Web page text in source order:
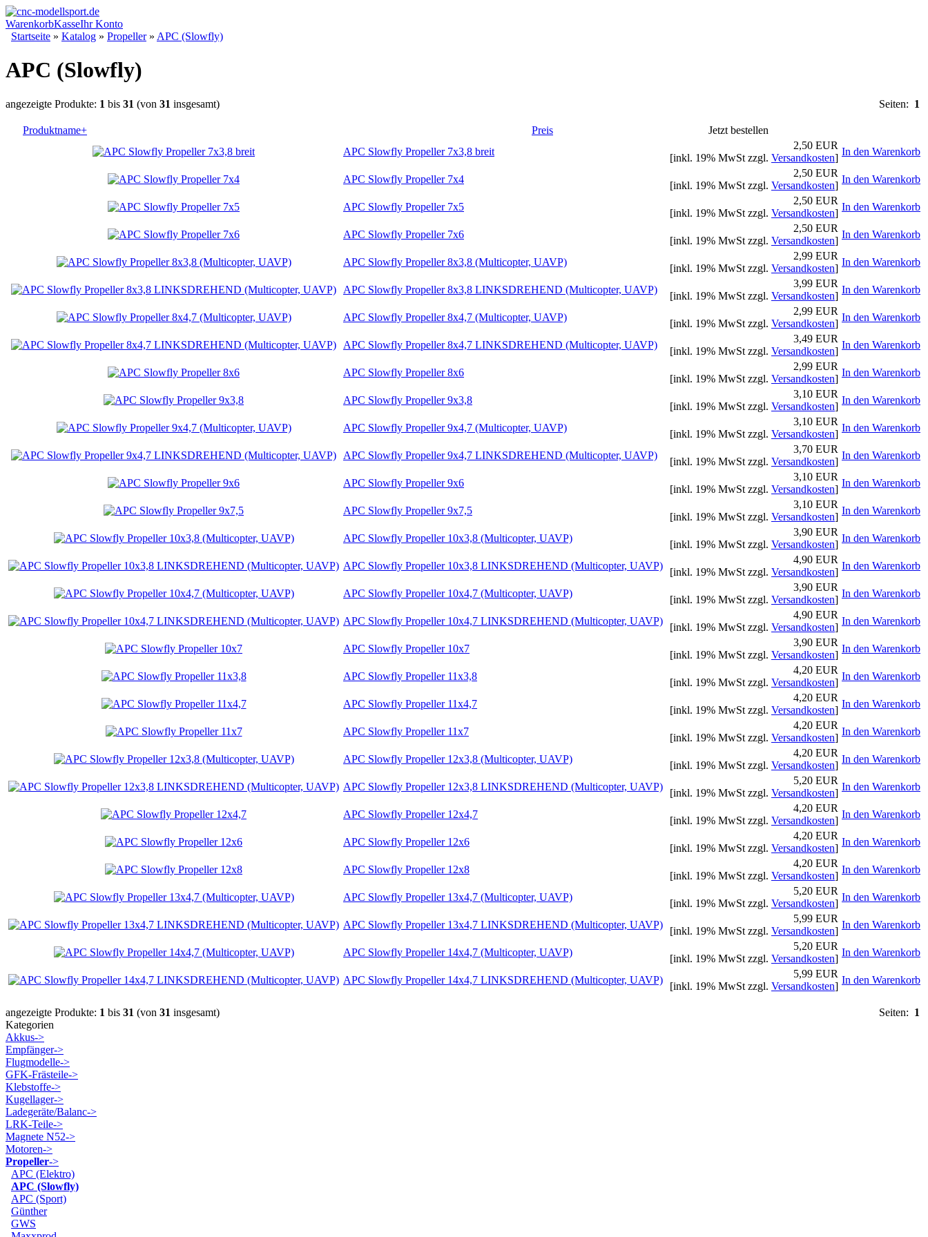
WarenkorbKasseIhr Konto
Startseite » Katalog » Propeller» APC (Slowfly)
APC (Slowfly)
Seiten: 1
angezeigte Produkte: 1 bis 31 (von 31 insgesamt)
Produktname+ Preis
Jetzt bestellen
APC Slowfly Propeller 7x3,8 breit
2,50 EUR
[inkl. 19% MwSt zzgl. Versandkosten]
In den Warenkorb
APC Slowfly Propeller 7x4
2,50 EUR
[inkl. 19% MwSt zzgl. Versandkosten]
In den Warenkorb
APC Slowfly Propeller 7x5
2,50 EUR
[inkl. 19% MwSt zzgl. Versandkosten]
In den Warenkorb
APC Slowfly Propeller 7x6
2,50 EUR
[inkl. 19% MwSt zzgl. Versandkosten]
In den Warenkorb
APC Slowfly Propeller 8x3,8 (Multicopter, UAVP)
2,99 EUR
[inkl. 19% MwSt zzgl. Versandkosten]
In den Warenkorb
APC Slowfly Propeller 8x3,8 LINKSDREHEND (Multicopter, UAVP)
3,99 EUR
[inkl. 19% MwSt zzgl. Versandkosten]
In den Warenkorb
APC Slowfly Propeller 8x4,7 (Multicopter, UAVP)
2,99 EUR
[inkl. 19% MwSt zzgl. Versandkosten]
In den Warenkorb
APC Slowfly Propeller 8x4,7 LINKSDREHEND (Multicopter, UAVP)
3,49 EUR
[inkl. 19% MwSt zzgl. Versandkosten]
In den Warenkorb
APC Slowfly Propeller 8x6
2,99 EUR
[inkl. 19% MwSt zzgl. Versandkosten]
In den Warenkorb
APC Slowfly Propeller 9x3,8
3,10 EUR
[inkl. 19% MwSt zzgl. Versandkosten]
In den Warenkorb
APC Slowfly Propeller 9x4,7 (Multicopter, UAVP)
3,10 EUR
[inkl. 19% MwSt zzgl. Versandkosten]
In den Warenkorb
APC Slowfly Propeller 9x4,7 LINKSDREHEND (Multicopter, UAVP)
3,70 EUR
[inkl. 19% MwSt zzgl. Versandkosten]
In den Warenkorb
APC Slowfly Propeller 9x6
3,10 EUR
[inkl. 19% MwSt zzgl. Versandkosten]
In den Warenkorb
APC Slowfly Propeller 9x7,5
3,10 EUR
[inkl. 19% MwSt zzgl. Versandkosten]
In den Warenkorb
APC Slowfly Propeller 10x3,8 (Multicopter, UAVP)
3,90 EUR
[inkl. 19% MwSt zzgl. Versandkosten]
In den Warenkorb
APC Slowfly Propeller 10x3,8 LINKSDREHEND (Multicopter, UAVP)
4,90 EUR
[inkl. 19% MwSt zzgl. Versandkosten]
In den Warenkorb
APC Slowfly Propeller 10x4,7 (Multicopter, UAVP)
3,90 EUR
[inkl. 19% MwSt zzgl. Versandkosten]
In den Warenkorb
APC Slowfly Propeller 10x4,7 LINKSDREHEND (Multicopter, UAVP)
4,90 EUR
[inkl. 19% MwSt zzgl. Versandkosten]
In den Warenkorb
APC Slowfly Propeller 10x7
3,90 EUR
[inkl. 19% MwSt zzgl. Versandkosten]
In den Warenkorb
APC Slowfly Propeller 11x3,8
4,20 EUR
[inkl. 19% MwSt zzgl. Versandkosten]
In den Warenkorb
APC Slowfly Propeller 11x4,7
4,20 EUR
[inkl. 19% MwSt zzgl. Versandkosten]
In den Warenkorb
APC Slowfly Propeller 11x7
4,20 EUR
[inkl. 19% MwSt zzgl. Versandkosten]
In den Warenkorb
APC Slowfly Propeller 12x3,8 (Multicopter, UAVP)
4,20 EUR
[inkl. 19% MwSt zzgl. Versandkosten]
In den Warenkorb
APC Slowfly Propeller 12x3,8 LINKSDREHEND (Multicopter, UAVP)
5,20 EUR
[inkl. 19% MwSt zzgl. Versandkosten]
In den Warenkorb
APC Slowfly Propeller 12x4,7
4,20 EUR
[inkl. 19% MwSt zzgl. Versandkosten]
In den Warenkorb
APC Slowfly Propeller 12x6
4,20 EUR
[inkl. 19% MwSt zzgl. Versandkosten]
In den Warenkorb
APC Slowfly Propeller 12x8
4,20 EUR
[inkl. 19% MwSt zzgl. Versandkosten]
In den Warenkorb
APC Slowfly Propeller 13x4,7 (Multicopter, UAVP)
5,20 EUR
[inkl. 19% MwSt zzgl. Versandkosten]
In den Warenkorb
APC Slowfly Propeller 13x4,7 LINKSDREHEND (Multicopter, UAVP)
5,99 EUR
[inkl. 19% MwSt zzgl. Versandkosten]
In den Warenkorb
APC Slowfly Propeller 14x4,7 (Multicopter, UAVP)
5,20 EUR
[inkl. 19% MwSt zzgl. Versandkosten]
In den Warenkorb
APC Slowfly Propeller 14x4,7 LINKSDREHEND (Multicopter, UAVP)
5,99 EUR
[inkl. 19% MwSt zzgl. Versandkosten]
In den Warenkorb
Seiten: 1
angezeigte Produkte: 1 bis 31 (von 31 insgesamt)
Kategorien
Akkus->
Empfänger->
Flugmodelle->
GFK-Frästeile->
Klebstoffe->
Kugellager->
Ladegeräte/Balanc->
LRK-Teile->
Magnete N52->
Motoren->
Propeller->
APC (Elektro)
APC (Slowfly)
APC (Sport)
Günther
GWS